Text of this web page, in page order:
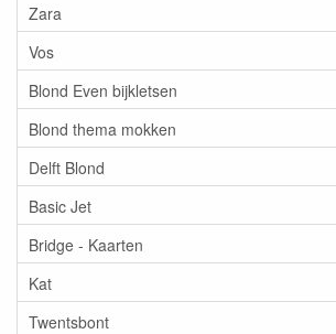
Zara
Vos
Blond Even bijkletsen
Blond thema mokken
Delft Blond
Basic Jet
Bridge - Kaarten
Kat
Twentsbont